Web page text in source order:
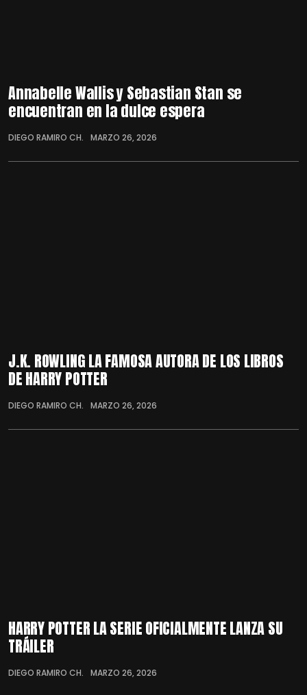
Annabelle Wallis y Sebastian Stan se
encuentran en la dulce espera
DIEGO RAMIRO CH. MARZO 26, 2026
J.K. ROWLING LA FAMOSA AUTORA DE LOS LIBROS
DE HARRY POTTER
DIEGO RAMIRO CH. MARZO 26, 2026
HARRY POTTER LA SERIE OFICIALMENTE LANZA SU
TRÁILER
DIEGO RAMIRO CH. MARZO 26, 2026